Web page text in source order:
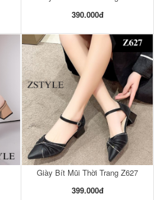
390.000đ
Giày Bít Mũi Thời Trang Z627
399.000đ